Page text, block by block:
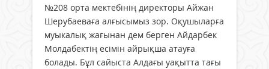
№208 орта мектебінің директоры Айжан
Шерубаеваға алғысымыз зор. Оқу­шыларға
муыкалық жағынан дем берген Айдарбек
Молдабектің есімін айрықша атауға
болады. Бұл сайыста Алдағы уақытта тағы